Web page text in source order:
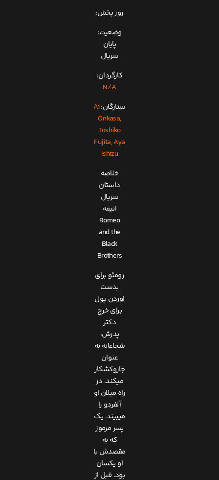
روز پخش:
وضعیت:
پایان
سریال
کارگردان:
N/A
ستارگان:Ai
Orikasa,
Toshiko
Fujita, Aya
Ishizu
خلاصه
داستان
سریال
انیمه
Romeo
and the
Black
Brothers
رومئو برای
بدست
اوردن پول
برای خرج
دکتر
پدرش،
شجاعانه به
عنوان
جاروکشکار
میکند. در
راه میلان او
آلفردو را
میبیند، یک
پسر مرموز
که به
مقصدش با
او یکسان
بود. قبل از